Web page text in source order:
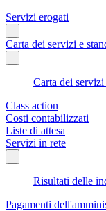
Servizi erogati
Carta dei servizi e
Carta dei
Class action
Costi contabilizzati
Liste di attesa
Servizi in rete
Risultati delle
Pagamenti